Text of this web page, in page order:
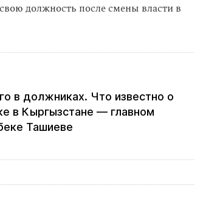
должность после смены власти в
в должниках. Что известно о
в Кыргызстане — главном
Ташиеве